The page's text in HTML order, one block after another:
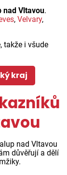
nad Vltavou.
, Velvary,
takže i všude
kraj
nad Vltavou
důvěřují a dělí